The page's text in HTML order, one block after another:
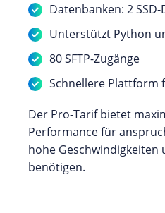
Datenbanken: 2
Unterstützt Python
80 SFTP-Zugänge
Schnellere Plattform
Der Pro-Tarif bietet
Performance für
hohe Geschwindigkeiten
benötigen.